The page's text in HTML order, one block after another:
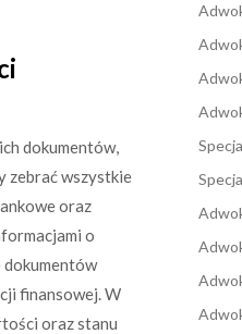
dokumentów,
zebrać wszystkie
oraz
o
dokumentów
finansowej. W
oraz stanu